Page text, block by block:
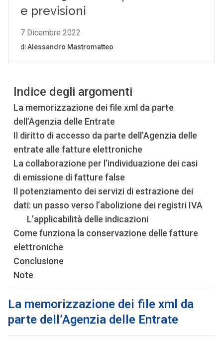
Indice degli argomenti
La memorizzazione dei file xml da parte
dell’Agenzia delle Entrate
Il diritto di accesso da parte dell’Agenzia delle
entrate alle fatture elettroniche
La collaborazione per l’individuazione dei casi
di emissione di fatture false
Il potenziamento dei servizi di estrazione dei
dati: un passo verso l’abolizione dei registri IVA
L’applicabilità delle indicazioni
Come funziona la conservazione delle fatture
elettroniche
Conclusione
Note
La memorizzazione dei file xml da
parte dell’Agenzia delle Entrate